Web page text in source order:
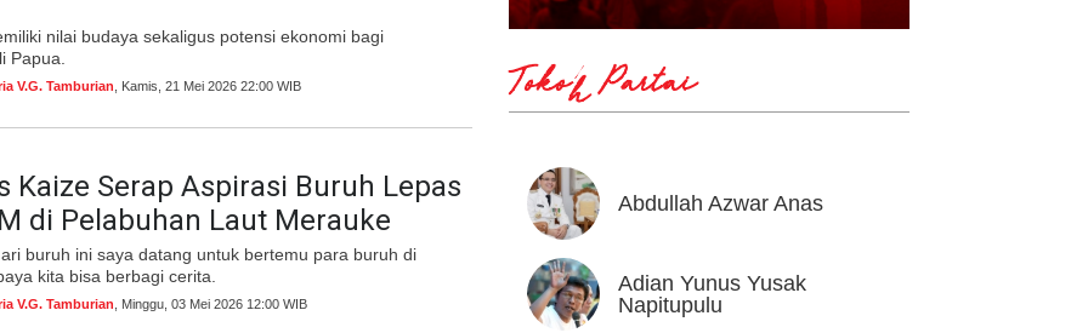
nilai budaya sekaligus potensi ekonomi bagi
Papua.
V.G. Tamburian , Kamis, 21 Mei 2026 22:00 WIB
Kaize Serap Aspirasi Buruh Lepas
di Pelabuhan Laut Merauke
buruh ini saya datang untuk bertemu para buruh di
kita bisa berbagi cerita.
V.G. Tamburian , Minggu, 03 Mei 2026 12:00 WIB
Tokoh Partai
Abdullah Azwar Anas
Adian Yunus Yusak
Napitupulu